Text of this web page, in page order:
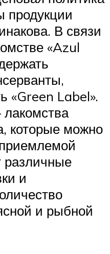
продукции
В связи
«Azul
«Green Label».
которые можно
различные
и
и рыбной